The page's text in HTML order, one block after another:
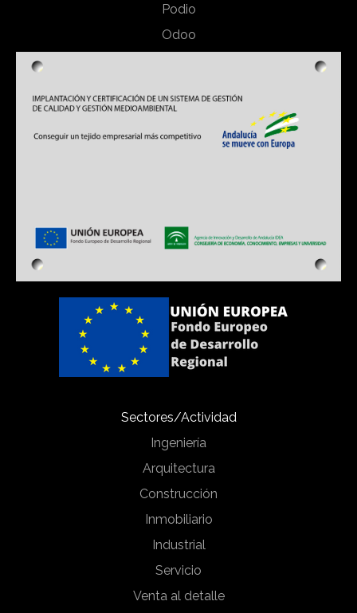
Podio
Odoo
Sectores/Actividad
Ingeniería
Arquitectura
Construcción
Inmobiliario
Industrial
Servicio
Venta al detalle